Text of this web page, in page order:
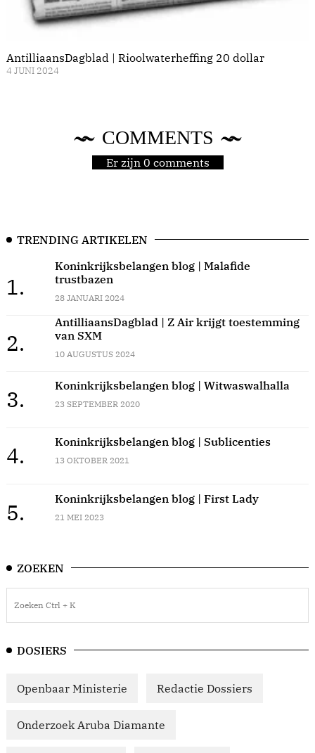
AntilliaansDagblad | Rioolwaterheffing 20 dollar
4 JUNI 2024
COMMENTS
Er zijn 0 comments
TRENDING ARTIKELEN
1.
Koninkrijksbelangen blog | Malafide
trustbazen
28 JANUARI 2024
2.
AntilliaansDagblad | Z Air krijgt toestemming
van SXM
10 AUGUSTUS 2024
3.
Koninkrijksbelangen blog | Witwaswalhalla
23 SEPTEMBER 2020
4.
Koninkrijksbelangen blog | Sublicenties
13 OKTOBER 2021
5.
Koninkrijksbelangen blog | First Lady
21 MEI 2023
ZOEKEN
DOSIERS
Openbaar Ministerie Redactie Dossiers
Onderzoek Aruba Diamante